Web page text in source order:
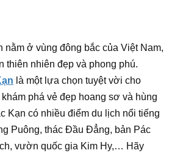
nằm ở vùng đông bắc của Việt Nam,
thiên nhiên đẹp và phong phú.
là một lựa chọn tuyệt vời cho
phá vẻ đẹp hoang sơ và hùng
Kạn có nhiều điểm du lịch nổi tiếng
Puông, thác Đầu Đẳng, bản Pác
vườn quốc gia Kim Hy,… Hãy